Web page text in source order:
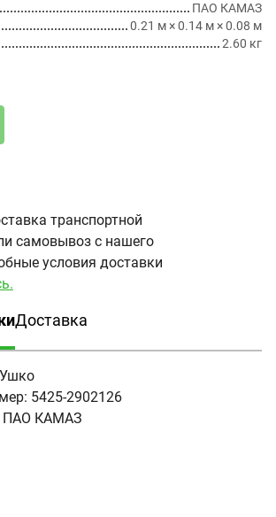
ПАО КАМАЗ
0.21 м × 0.14 м × 0.08 м
2.60 кг
транспортной
самовывоз с нашего
условия доставки
Доставка
Ушко
5425-2902126
ПАО КАМАЗ